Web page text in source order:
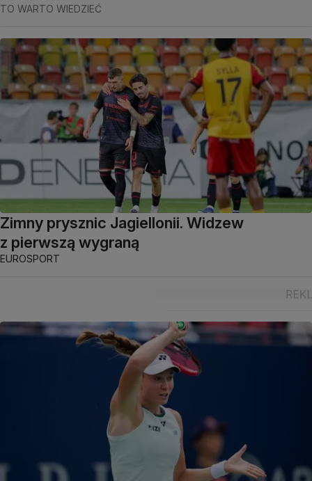
TO WARTO WIEDZIEĆ
Zimny prysznic Jagiellonii. Widzew
z pierwszą wygraną
EUROSPORT